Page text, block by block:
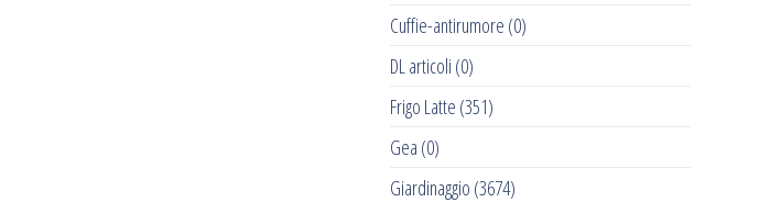
Cuffie-antirumore (0)
DL articoli (0)
Frigo Latte (351)
Gea (0)
Giardinaggio (3674)